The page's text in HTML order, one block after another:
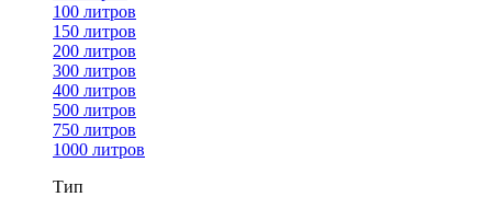
100 литров
150 литров
200 литров
300 литров
400 литров
500 литров
750 литров
1000 литров
Тип